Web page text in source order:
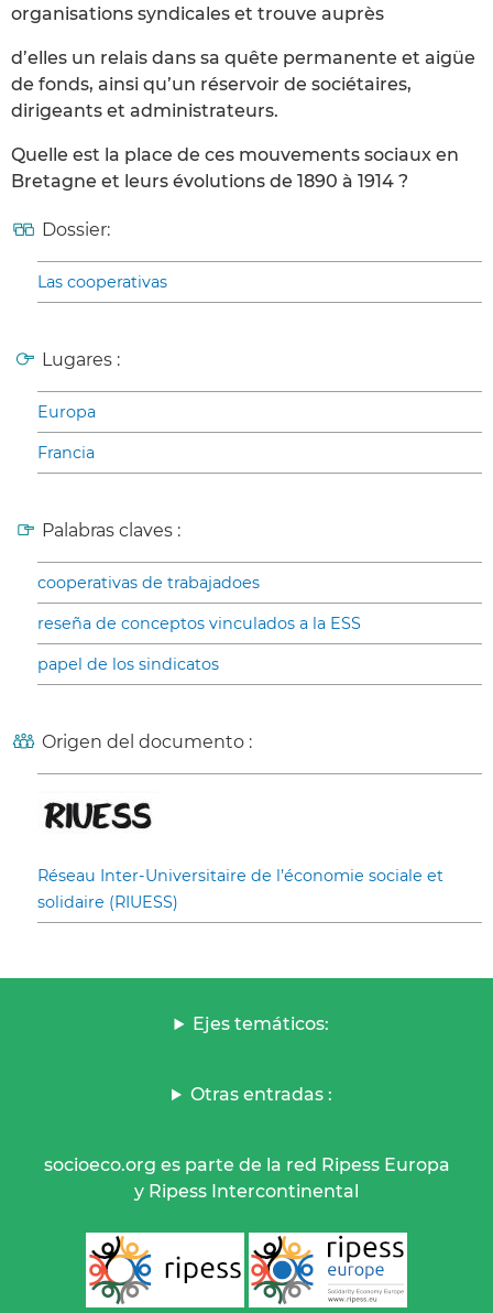
organisations syndicales et trouve auprès
d’elles un relais dans sa quête permanente et aigüe
de fonds, ainsi qu’un réservoir de sociétaires,
dirigeants et administrateurs.
Quelle est la place de ces mouvements sociaux en
Bretagne et leurs évolutions de 1890 à 1914 ?
Dossier:
Las cooperativas
Lugares :
Europa
Francia
Palabras claves :
cooperativas de trabajadoes
reseña de conceptos vinculados a la ESS
papel de los sindicatos
Origen del documento :
Réseau Inter-Universitaire de l’économie sociale et
solidaire (RIUESS)
Ejes temáticos:
Otras entradas :
socioeco.org es parte de la red Ripess Europa
y Ripess Intercontinental